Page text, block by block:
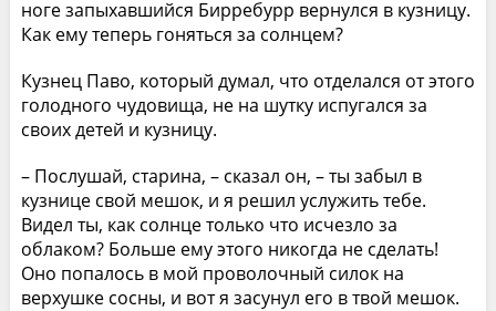
ноге запыхавшийся Бирребурр вернулся в кузницу.
Как ему теперь гоняться за солнцем?
Кузнец Паво, который думал, что отделался от этого
голодного чудовища, не на шутку испугался за
своих детей и кузницу.
– Послушай, старина, – сказал он, – ты забыл в
кузнице свой мешок, и я решил услужить тебе.
Видел ты, как солнце только что исчезло за
облаком? Больше ему этого никогда не сделать!
Оно попалось в мой проволочный силок на
верхушке сосны, и вот я засунул его в твой мешок.